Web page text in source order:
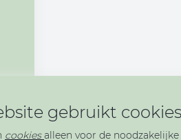
gebruikt cookies
cookiesalleen voor de